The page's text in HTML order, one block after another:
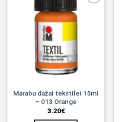
Marabu dažai tekstilei 15ml
– 013 Orange
3.20€